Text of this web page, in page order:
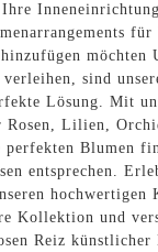
für
möchten
sind
Lösung. Mit
Rosen, Lilien,
perfekten Blumen
entsprechen.
hochwertigen
Kollektion und
Reiz künstlicher